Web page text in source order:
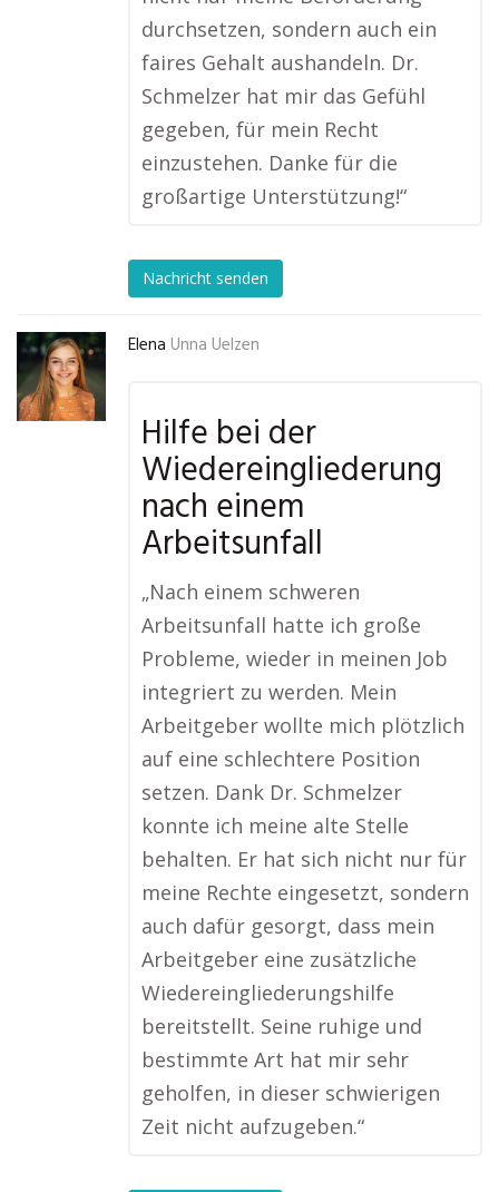
durchsetzen, sondern auch ein
faires Gehalt aushandeln. Dr.
Schmelzer hat mir das Gefühl
gegeben, für mein Recht
einzustehen. Danke für die
großartige Unterstützung!“
Nachricht senden
Elena Unna Uelzen
Hilfe bei der
Wiedereingliederung
nach einem
Arbeitsunfall
„Nach einem schweren
Arbeitsunfall hatte ich große
Probleme, wieder in meinen Job
integriert zu werden. Mein
Arbeitgeber wollte mich plötzlich
auf eine schlechtere Position
setzen. Dank Dr. Schmelzer
konnte ich meine alte Stelle
behalten. Er hat sich nicht nur für
meine Rechte eingesetzt, sondern
auch dafür gesorgt, dass mein
Arbeitgeber eine zusätzliche
Wiedereingliederungshilfe
bereitstellt. Seine ruhige und
bestimmte Art hat mir sehr
geholfen, in dieser schwierigen
Zeit nicht aufzugeben.“